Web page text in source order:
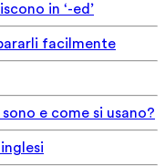
in ‘-ed’
facilmente
e come si usano?